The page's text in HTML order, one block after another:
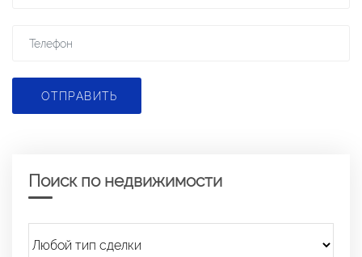
ОТПРАВИТЬ
Поиск по недвижимости